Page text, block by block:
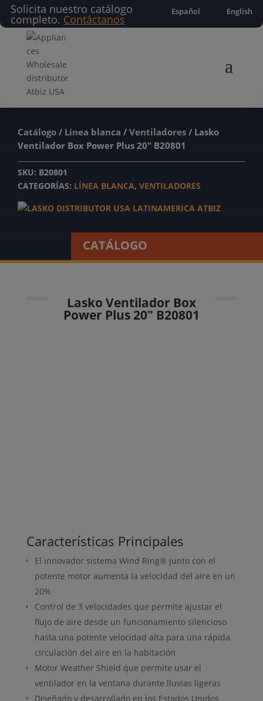
Solicita nuestro catálogo
completo. Contáctanos
Español English
Catálogo / Línea blanca / Ventiladores / Lasko
Ventilador Box Power Plus 20″ B20801
SKU: B20801
CATEGORÍAS: LÍNEA BLANCA, VENTILADORES
CATÁLOGO
Lasko Ventilador Box
Power Plus 20″ B20801
Características Principales
El innovador sistema Wind Ring® junto con el
potente motor aumenta la velocidad del aire en un
20%
Control de 3 velocidades que permite ajustar el
flujo de aire desde un funcionamiento silencioso
hasta una potente velocidad alta para una rápida
circulación del aire en la habitación
Motor Weather Shield que permite usar el
ventilador en la ventana durante lluvias ligeras
Diseñado y desarrollado en los Estados Unidos